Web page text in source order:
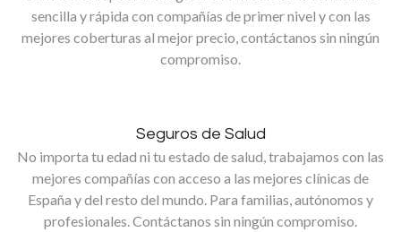
sencilla y rápida con compañías de primer nivel y con las
mejores coberturas al mejor precio, contáctanos sin ningún
compromiso.
Seguros de Salud
No importa tu edad ni tu estado de salud, trabajamos con las
mejores compañías con acceso a las mejores clínicas de
España y del resto del mundo. Para familias, autónomos y
profesionales. Contáctanos sin ningún compromiso.